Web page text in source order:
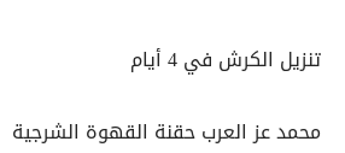
تنزيل الكرش في 4 أيام
محمد عز العرب حقنة القهوة الشرجية